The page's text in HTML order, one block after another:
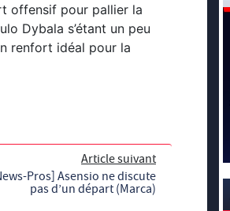
offensif pour pallier la
Dybala s’étant un peu
renfort idéal pour la
Article suivant
Pros] Asensio ne discute
pas d’un départ (Marca)